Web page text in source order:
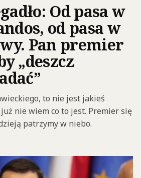
Od pasa w
od pasa w
Pan premier
„deszcz
to nie jest jakieś
nie wiem co to jest. Premier się
patrzymy w niebo.